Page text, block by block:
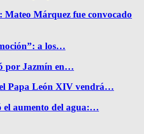
Mateo Márquez fue convocado
a los…
por Jazmín en…
Papa León XIV vendrá…
el aumento del agua:…